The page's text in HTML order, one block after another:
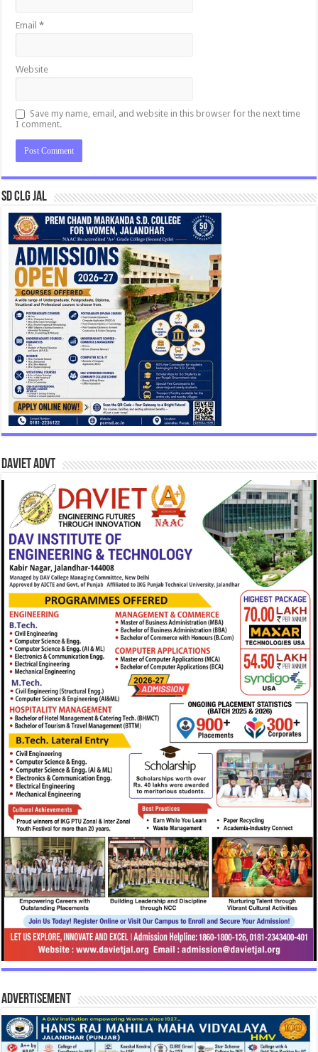
Email*
Website
Save my name, email, and website in this browser for the next time
I comment.
SD CLG JAL
DAVIET Advt
Advertisement